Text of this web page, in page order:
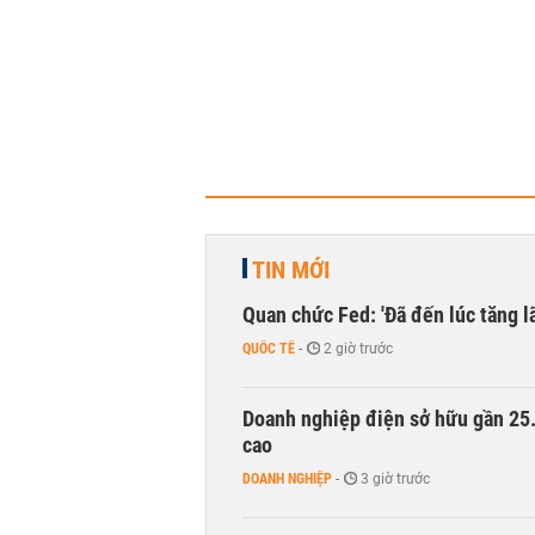
TIN MỚI
Quan chức Fed: 'Đã đến lúc tăng
QUỐC TẾ - 2 giờ trước
Doanh nghiệp điện sở hữu gần
cao
DOANH NGHIỆP - 3 giờ trước